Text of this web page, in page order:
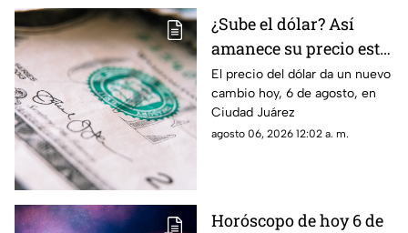
¿Sube el dólar? Así
amanece su precio este
jueves en Ciudad
Juárez
El precio del dólar da un nuevo
cambio hoy, 6 de agosto, en
Ciudad Juárez
agosto 06, 2026 12:02 a. m.
Horóscopo de hoy 6 de